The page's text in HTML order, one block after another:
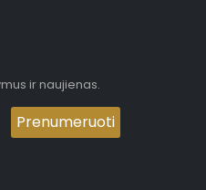
ir naujienas.